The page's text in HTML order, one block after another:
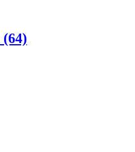
(64)